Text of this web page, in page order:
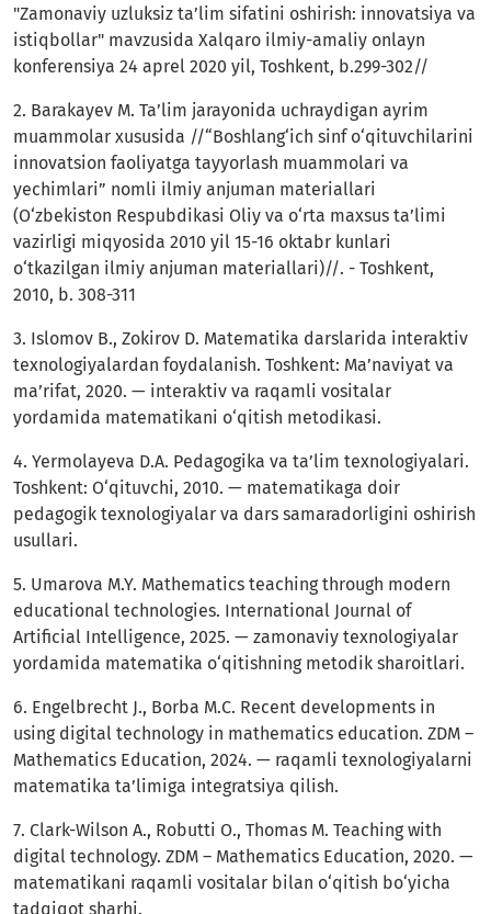
"Zamonaviy uzluksiz ta’lim sifatini oshirish: innovatsiya va
istiqbollar" mavzusida Xalqaro ilmiy-amaliy onlayn
konferensiya 24 aprel 2020 yil, Toshkent, b.299-302//
2. Barakayev M. Ta’lim jarayonida uchraydigan ayrim
muammolar xususida //“Boshlang‘ich sinf o‘qituvchilarini
innovatsion faoliyatga tayyorlash muammolari va
yechimlari” nomli ilmiy anjuman materiallari
(O‘zbekiston Respubdikasi Oliy va o‘rta maxsus ta’limi
vazirligi miqyosida 2010 yil 15-16 oktabr kunlari
o‘tkazilgan ilmiy anjuman materiallari)//. - Toshkent,
2010, b. 308-311
3. Islomov B., Zokirov D. Matematika darslarida interaktiv
texnologiyalardan foydalanish. Toshkent: Ma’naviyat va
ma’rifat, 2020. — interaktiv va raqamli vositalar
yordamida matematikani o‘qitish metodikasi.
4. Yermolayeva D.A. Pedagogika va ta’lim texnologiyalari.
Toshkent: O‘qituvchi, 2010. — matematikaga doir
pedagogik texnologiyalar va dars samaradorligini oshirish
usullari.
5. Umarova M.Y. Mathematics teaching through modern
educational technologies. International Journal of
Artificial Intelligence, 2025. — zamonaviy texnologiyalar
yordamida matematika o‘qitishning metodik sharoitlari.
6. Engelbrecht J., Borba M.C. Recent developments in
using digital technology in mathematics education. ZDM –
Mathematics Education, 2024. — raqamli texnologiyalarni
matematika ta’limiga integratsiya qilish.
7. Clark-Wilson A., Robutti O., Thomas M. Teaching with
digital technology. ZDM – Mathematics Education, 2020. —
matematikani raqamli vositalar bilan o‘qitish bo‘yicha
tadqiqot sharhi.